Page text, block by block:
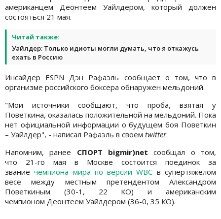
американцем Деонтеем Уайлдером, который должен
состояться 21 мая.
Читай также:
Уайлдер: Только идиоты могли думать, что я откажусь
ехать в Россию
Инсайдер ESPN Дэн Рафаэль сообщает о том, что в
организме российского боксера обнаружен мельдоний.
"Мои источники сообщают, что проба, взятая у
Поветкина, оказалась положительной на мельдоний. Пока
нет официальной информации о будущем боя Поветкин
– Уайлдер", - написал Рафаэль в своем twitter.
Напомним, ранее СПОРТ bigmir)net сообщал о том,
что 21-го мая в Москве состоится поединок за
званиечемпиона мира по версии WBC в супертяжелом
весе между местным претендентом Александром
Поветкиным (30-1, 22 КО) и американским
чемпионом Деонтеем Уайлдером (36-0, 35 КО).